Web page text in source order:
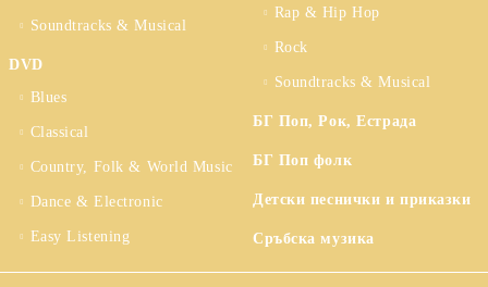
Soundtracks & Musical
DVD
Blues
Classical
Country, Folk & World Music
Dance & Electronic
Easy Listening
Rap & Hip Hop
Rock
Soundtracks & Musical
БГ Поп, Рок, Естрада
БГ Поп фолк
Детски песнички и приказки
Сръбска музика